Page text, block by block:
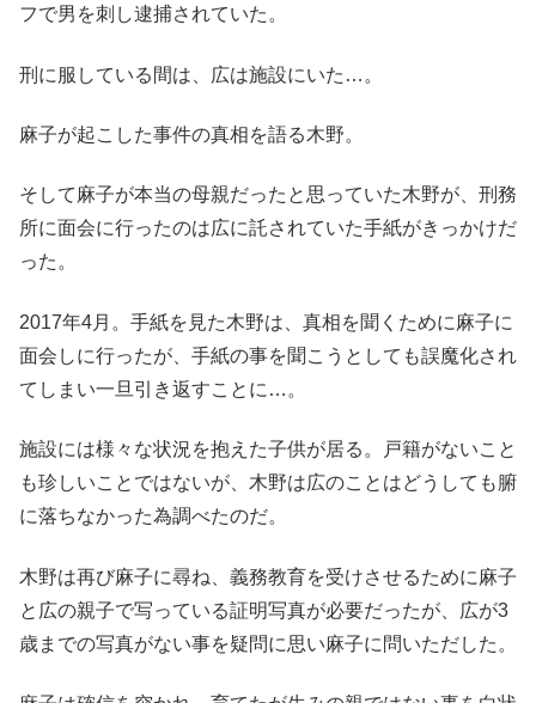
フで男を刺し逮捕されていた。
刑に服している間は、広は施設にいた…。
麻子が起こした事件の真相を語る木野。
そして麻子が本当の母親だったと思っていた木野が、刑務
所に面会に行ったのは広に託されていた手紙がきっかけだ
った。
2017年4月。手紙を見た木野は、真相を聞くために麻子に
面会しに行ったが、手紙の事を聞こうとしても誤魔化され
てしまい一旦引き返すことに…。
施設には様々な状況を抱えた子供が居る。戸籍がないこと
も珍しいことではないが、木野は広のことはどうしても腑
に落ちなかった為調べたのだ。
木野は再び麻子に尋ね、義務教育を受けさせるために麻子
と広の親子で写っている証明写真が必要だったが、広が3
歳までの写真がない事を疑問に思い麻子に問いただした。